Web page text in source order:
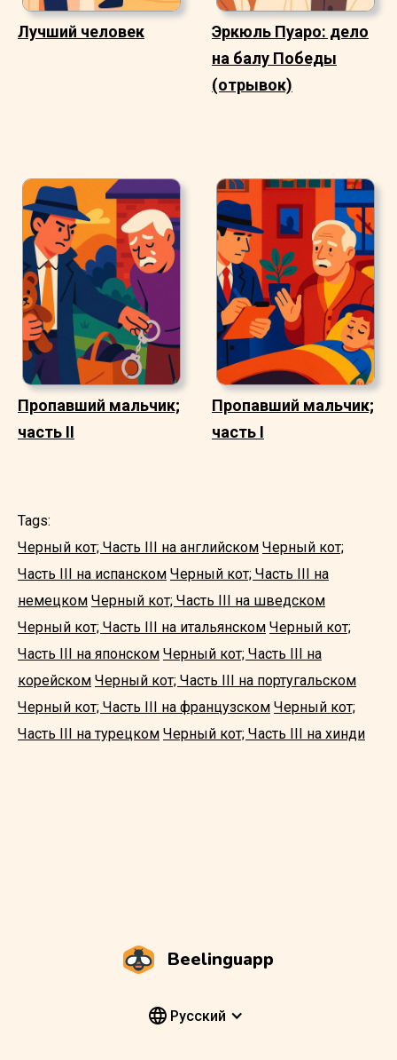
Лучший человек
Эркюль Пуаро: дело
на балу Победы
(отрывок)
Пропавший мальчик;
часть II
Пропавший мальчик;
часть I
Tags:
Черный кот; Часть III на английском Черный кот;
Часть III на испанском Черный кот; Часть III на
немецком Черный кот; Часть III на шведском
Черный кот; Часть III на итальянском Черный кот;
Часть III на японском Черный кот; Часть III на
корейском Черный кот; Часть III на португальском
Черный кот; Часть III на французском Черный кот;
Часть III на турецком Черный кот; Часть III на хинди
Beelinguapp
Pусский